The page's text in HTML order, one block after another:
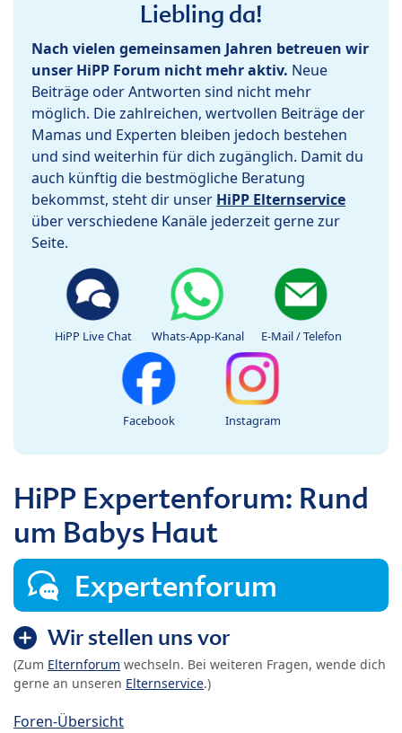
Liebling da!
Nach vielen gemeinsamen Jahren betreuen wir
unser HiPP Forum nicht mehr aktiv. Neue
Beiträge oder Antworten sind nicht mehr
möglich. Die zahlreichen, wertvollen Beiträge der
Mamas und Experten bleiben jedoch bestehen
und sind weiterhin für dich zugänglich. Damit du
auch künftig die bestmögliche Beratung
bekommst, steht dir unser HiPP Elternservice
über verschiedene Kanäle jederzeit gerne zur
Seite.
HiPP Live Chat Whats-App-Kanal E-Mail / Telefon
Facebook Instagram
HiPP Expertenforum: Rund
um Babys Haut
Expertenforum
Wir stellen uns vor
(Zum Elternforum wechseln. Bei weiteren Fragen, wende dich
gerne an unseren Elternservice.)
Foren-Übersicht